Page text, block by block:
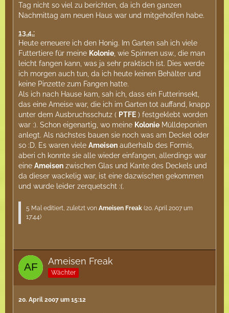
Tag nicht so viel zu berichten, da ich den ganzen
Nachmittag am neuen Haus war und mitgeholfen habe.
13.4.:
Heute erneuere ich den Honig. Im Garten sah ich viele
Futtertiere für meine Kolonie, wie Spinnen usw., die man
leicht fangen kann, was ja sehr praktisch ist. Dies werde
ich morgen auch tun, da ich heute keinen Behälter und
keine Pinzette zum Fangen hatte.
Als ich nach Hause kam, sah ich, dass ein Futterinsekt,
das eine Ameise war, die ich im Garten tot auffand, knapp
unter dem Ausbruchsschutz ( PTFE ) festgeklebt worden
war :). Schon eigenartig, wo meine Kolonie Mülldeponien
anlegt. Als nächstes bauen sie noch was am Deckel oder
so :D. Es waren viele Ameisen außerhalb des Formis,
aberi ch konnte sie alle wieder einfangen, allerdings war
eine Ameisen zwischen Glas und Kante des Deckels und
da dieser wackelig war, ist eine dazwischen gekommen
und wurde leider zerquetscht :(.
5 Mal editiert, zuletzt von Ameisen Freak (20. April 2007 um
17:44)
Ameisen Freak
Wächter
20. April 2007 um 15:12